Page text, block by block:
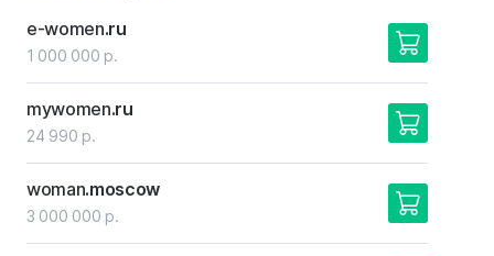
e-women.ru
1 000 000 р.
mywomen.ru
24 990 р.
woman.moscow
3 000 000 р.